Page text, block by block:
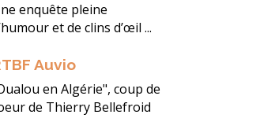
enquête pleine
et de clins d’œil ...
Auvio
en Algérie", coup de
de Thierry Bellefroid